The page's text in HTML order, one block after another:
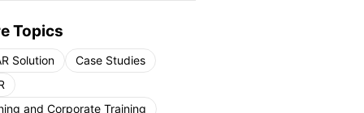
Topics
Solution
Case Studies
and Corporate Training